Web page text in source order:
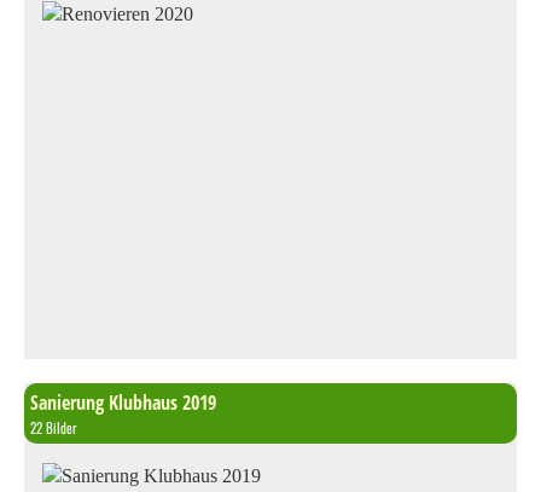
Sanierung Klubhaus 2019
22 Bilder